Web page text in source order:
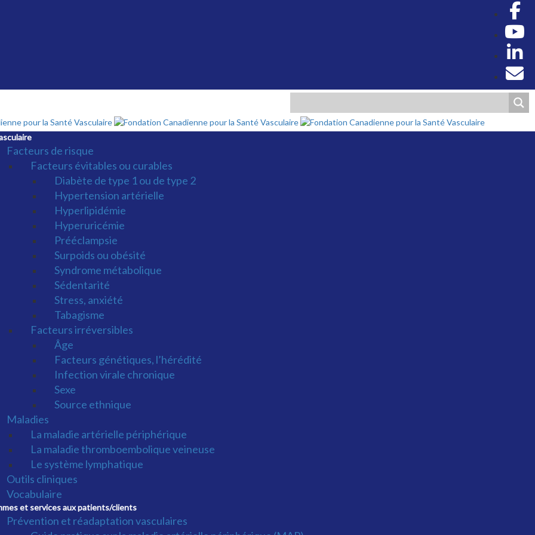
Facteurs de risque
Facteurs évitables ou curables
Diabète de type 1 ou de type 2
Hypertension artérielle
Hyperlipidémie
Hyperuricémie
Prééclampsie
Surpoids ou obésité
Syndrome métabolique
Sédentarité
Stress, anxiété
Tabagisme
Facteurs irréversibles
Âge
Facteurs génétiques, l’hérédité
Infection virale chronique
Sexe
Source ethnique
Maladies
La maladie artérielle périphérique
La maladie thromboembolique veineuse
Le système lymphatique
Outils cliniques
Vocabulaire
et services aux patients/clients
Prévention et réadaptation vasculaires